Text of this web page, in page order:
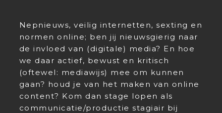
Nepnieuws, veilig internetten, sexting en
normen online; ben jij nieuwsgierig naar
de invloed van (digitale) media? En hoe
we daar actief, bewust en kritisch
(oftewel: mediawijs) mee om kunnen
gaan? houd je van het maken van online
content? Kom dan stage lopen als
communicatie/productie stagiair bij